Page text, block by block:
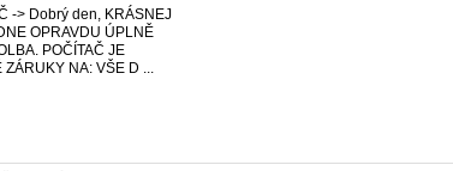
-> Dobrý den, KRÁSNEJ
OPRAVDU ÚPLNĚ
POČÍTAČ JE
ZÁRUKY NA: VŠE D ...